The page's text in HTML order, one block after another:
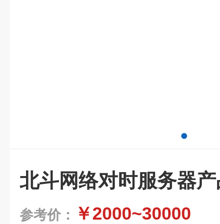
北斗网络对时服务器
参考价： ￥2000~30000